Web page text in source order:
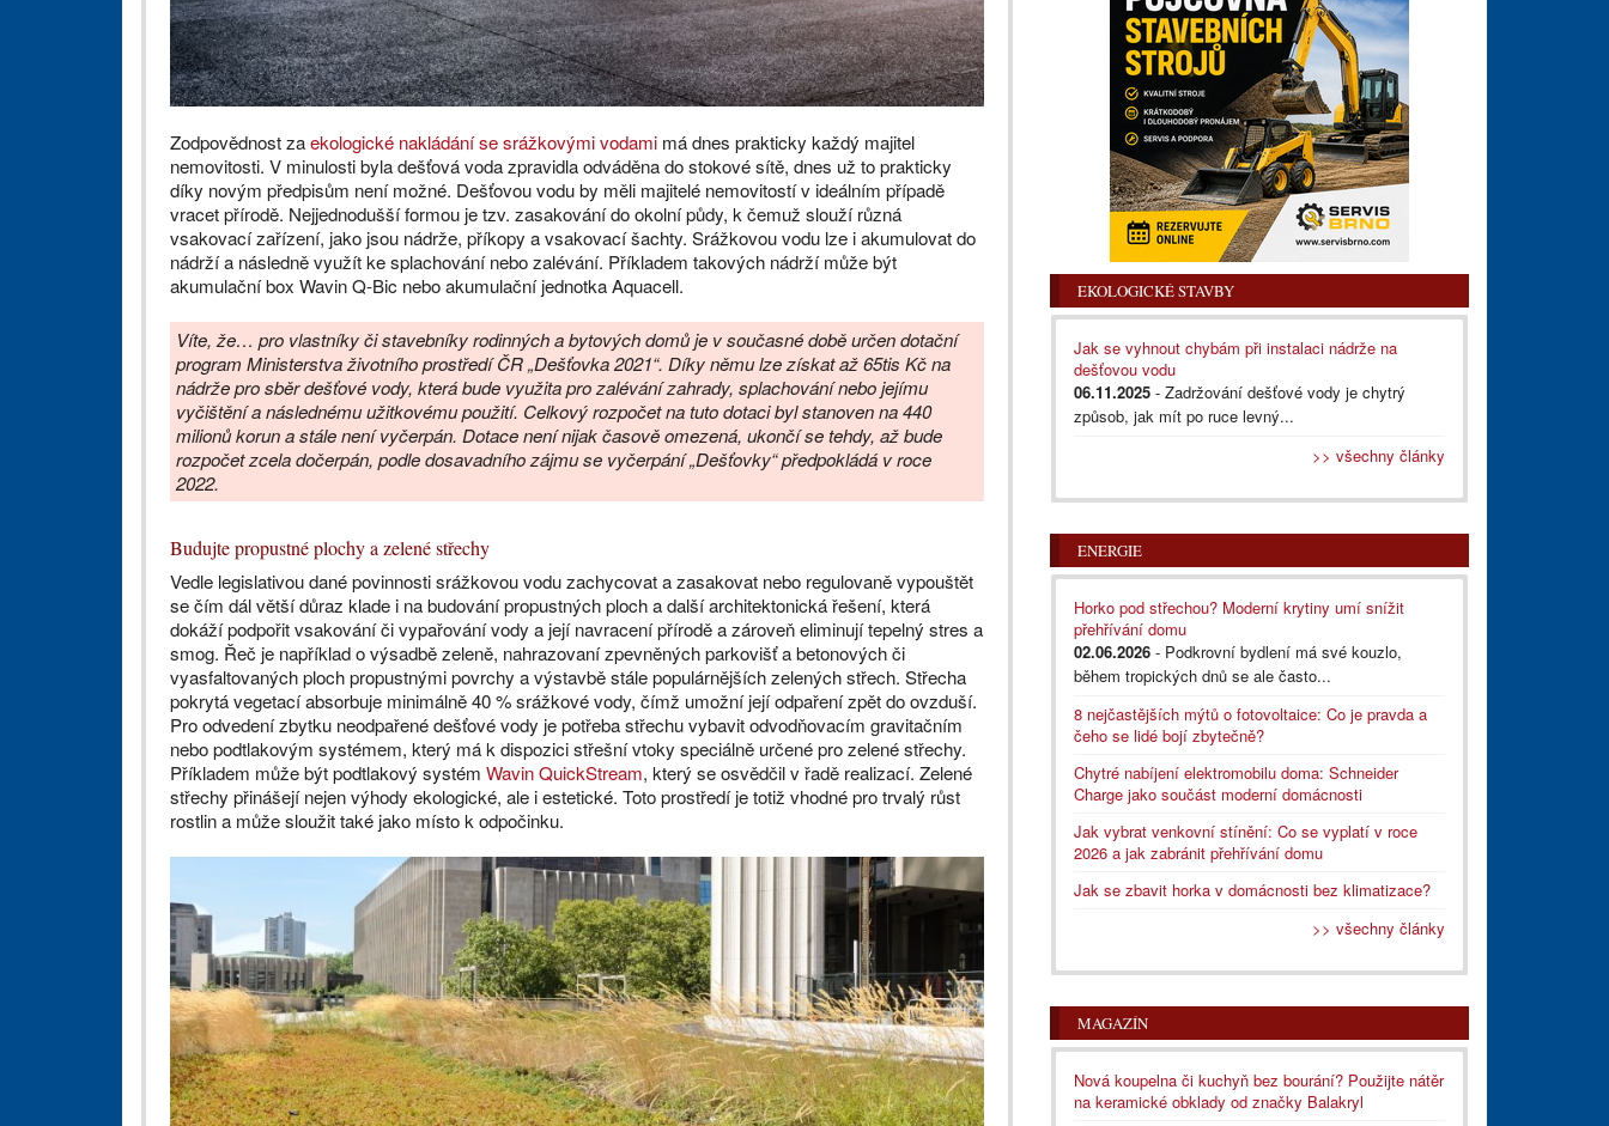
Zodpovědnost zaekologické nakládání se srážkovými vodami má dnes prakticky každý majitel
nemovitosti. V minulosti byla dešťová voda zpravidla odváděna do stokové sítě, dnes už to prakticky
díky novým předpisům není možné. Dešťovou vodu by měli majitelé nemovitostí v ideálním případě
vracet přírodě. Nejjednodušší formou je tzv. zasakování do okolní půdy, k čemuž slouží různá
vsakovací zařízení, jako jsou nádrže, příkopy a vsakovací šachty. Srážkovou vodu lze i akumulovat do
nádrží a následně využít ke splachování nebo zalévání. Příkladem takových nádrží může být
akumulační box Wavin Q-Bic nebo akumulační jednotka Aquacell.
Víte, že… pro vlastníky či stavebníky rodinných a bytových domů je v současné době určen dotační
program Ministerstva životního prostředí ČR „Dešťovka 2021“. Díky němu lze získat až 65tis Kč na
nádrže pro sběr dešťové vody, která bude využita pro zalévání zahrady, splachování nebo jejímu
vyčištění a následnému užitkovému použití. Celkový rozpočet na tuto dotaci byl stanoven na 440
milionů korun a stále není vyčerpán. Dotace není nijak časově omezená, ukončí se tehdy, až bude
rozpočet zcela dočerpán, podle dosavadního zájmu se vyčerpání „Dešťovky“ předpokládá v roce
2022.
Budujte propustné plochy a zelené střechy
Vedle legislativou dané povinnosti srážkovou vodu zachycovat a zasakovat nebo regulovaně vypouštět
se čím dál větší důraz klade i na budování propustných ploch a další architektonická řešení, která
dokáží podpořit vsakování či vypařování vody a její navracení přírodě a zároveň eliminují tepelný stres a
smog. Řeč je například o výsadbě zeleně, nahrazovaní zpevněných parkovišť a betonových či
vyasfaltovaných ploch propustnými povrchy a výstavbě stále populárnějších zelených střech. Střecha
pokrytá vegetací absorbuje minimálně 40 % srážkové vody, čímž umožní její odpaření zpět do ovzduší.
Pro odvedení zbytku neodpařené dešťové vody je potřeba střechu vybavit odvodňovacím gravitačním
nebo podtlakovým systémem, který má k dispozici střešní vtoky speciálně určené pro zelené střechy.
Příkladem může být podtlakový systém Wavin QuickStream, který se osvědčil v řadě realizací. Zelené
střechy přinášejí nejen výhody ekologické, ale i estetické. Toto prostředí je totiž vhodné pro trvalý růst
rostlin a může sloužit také jako místo k odpočinku.
EKOLOGICKÉ STAVBY
Jak se vyhnout chybám při instalaci nádrže na
dešťovou vodu
06.11.2025 - Zadržování dešťové vody je chytrý
způsob, jak mít po ruce levný...
>> všechny články
ENERGIE
Horko pod střechou? Moderní krytiny umí snížit
přehřívání domu
02.06.2026 - Podkrovní bydlení má své kouzlo,
během tropických dnů se ale často...
8 nejčastějších mýtů o fotovoltaice: Co je pravda a
čeho se lidé bojí zbytečně?
Chytré nabíjení elektromobilu doma: Schneider
Charge jako součást moderní domácnosti
Jak vybrat venkovní stínění: Co se vyplatí v roce
2026 a jak zabránit přehřívání domu
Jak se zbavit horka v domácnosti bez klimatizace?
>> všechny články
MAGAZÍN
Nová koupelna či kuchyň bez bourání? Použijte nátěr
na keramické obklady od značky Balakryl